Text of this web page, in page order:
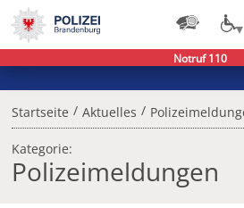
Startseite / Aktuelles /
Kategorie:
Polizeimeldungen
Notruf 110